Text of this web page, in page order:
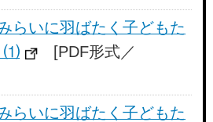
らいに羽ばたく子どもた
⑴
[PDF形式／
らいに羽ばたく子どもた